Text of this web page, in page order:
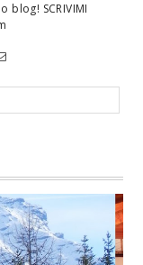
blog! SCRIVIMI